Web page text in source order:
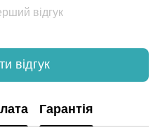
відгук
відгук
Гарантія